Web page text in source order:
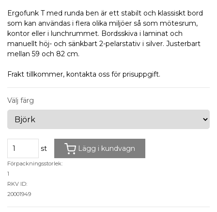
Ergofunk T med runda ben är ett stabilt och klassiskt bord
som kan användas i flera olika miljöer så som mötesrum,
kontor eller i lunchrummet. Bordsskiva i laminat och
manuellt höj- och sänkbart 2-pelarstativ i silver. Justerbart
mellan 59 och 82 cm.
Frakt tillkommer, kontakta oss för prisuppgift.
Välj färg
st
Förpackningsstorlek:
1
RKV ID:
20001949
Lägg i kundvagn